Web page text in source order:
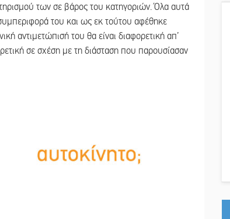
των σε βάρος του κατηγοριών. Όλα αυτά
του και ως εκ τούτου αφέθηκε
αντιμετώπισή του θα είναι διαφορετική απ’
σε σχέση με τη διάσταση που παρουσίασαν